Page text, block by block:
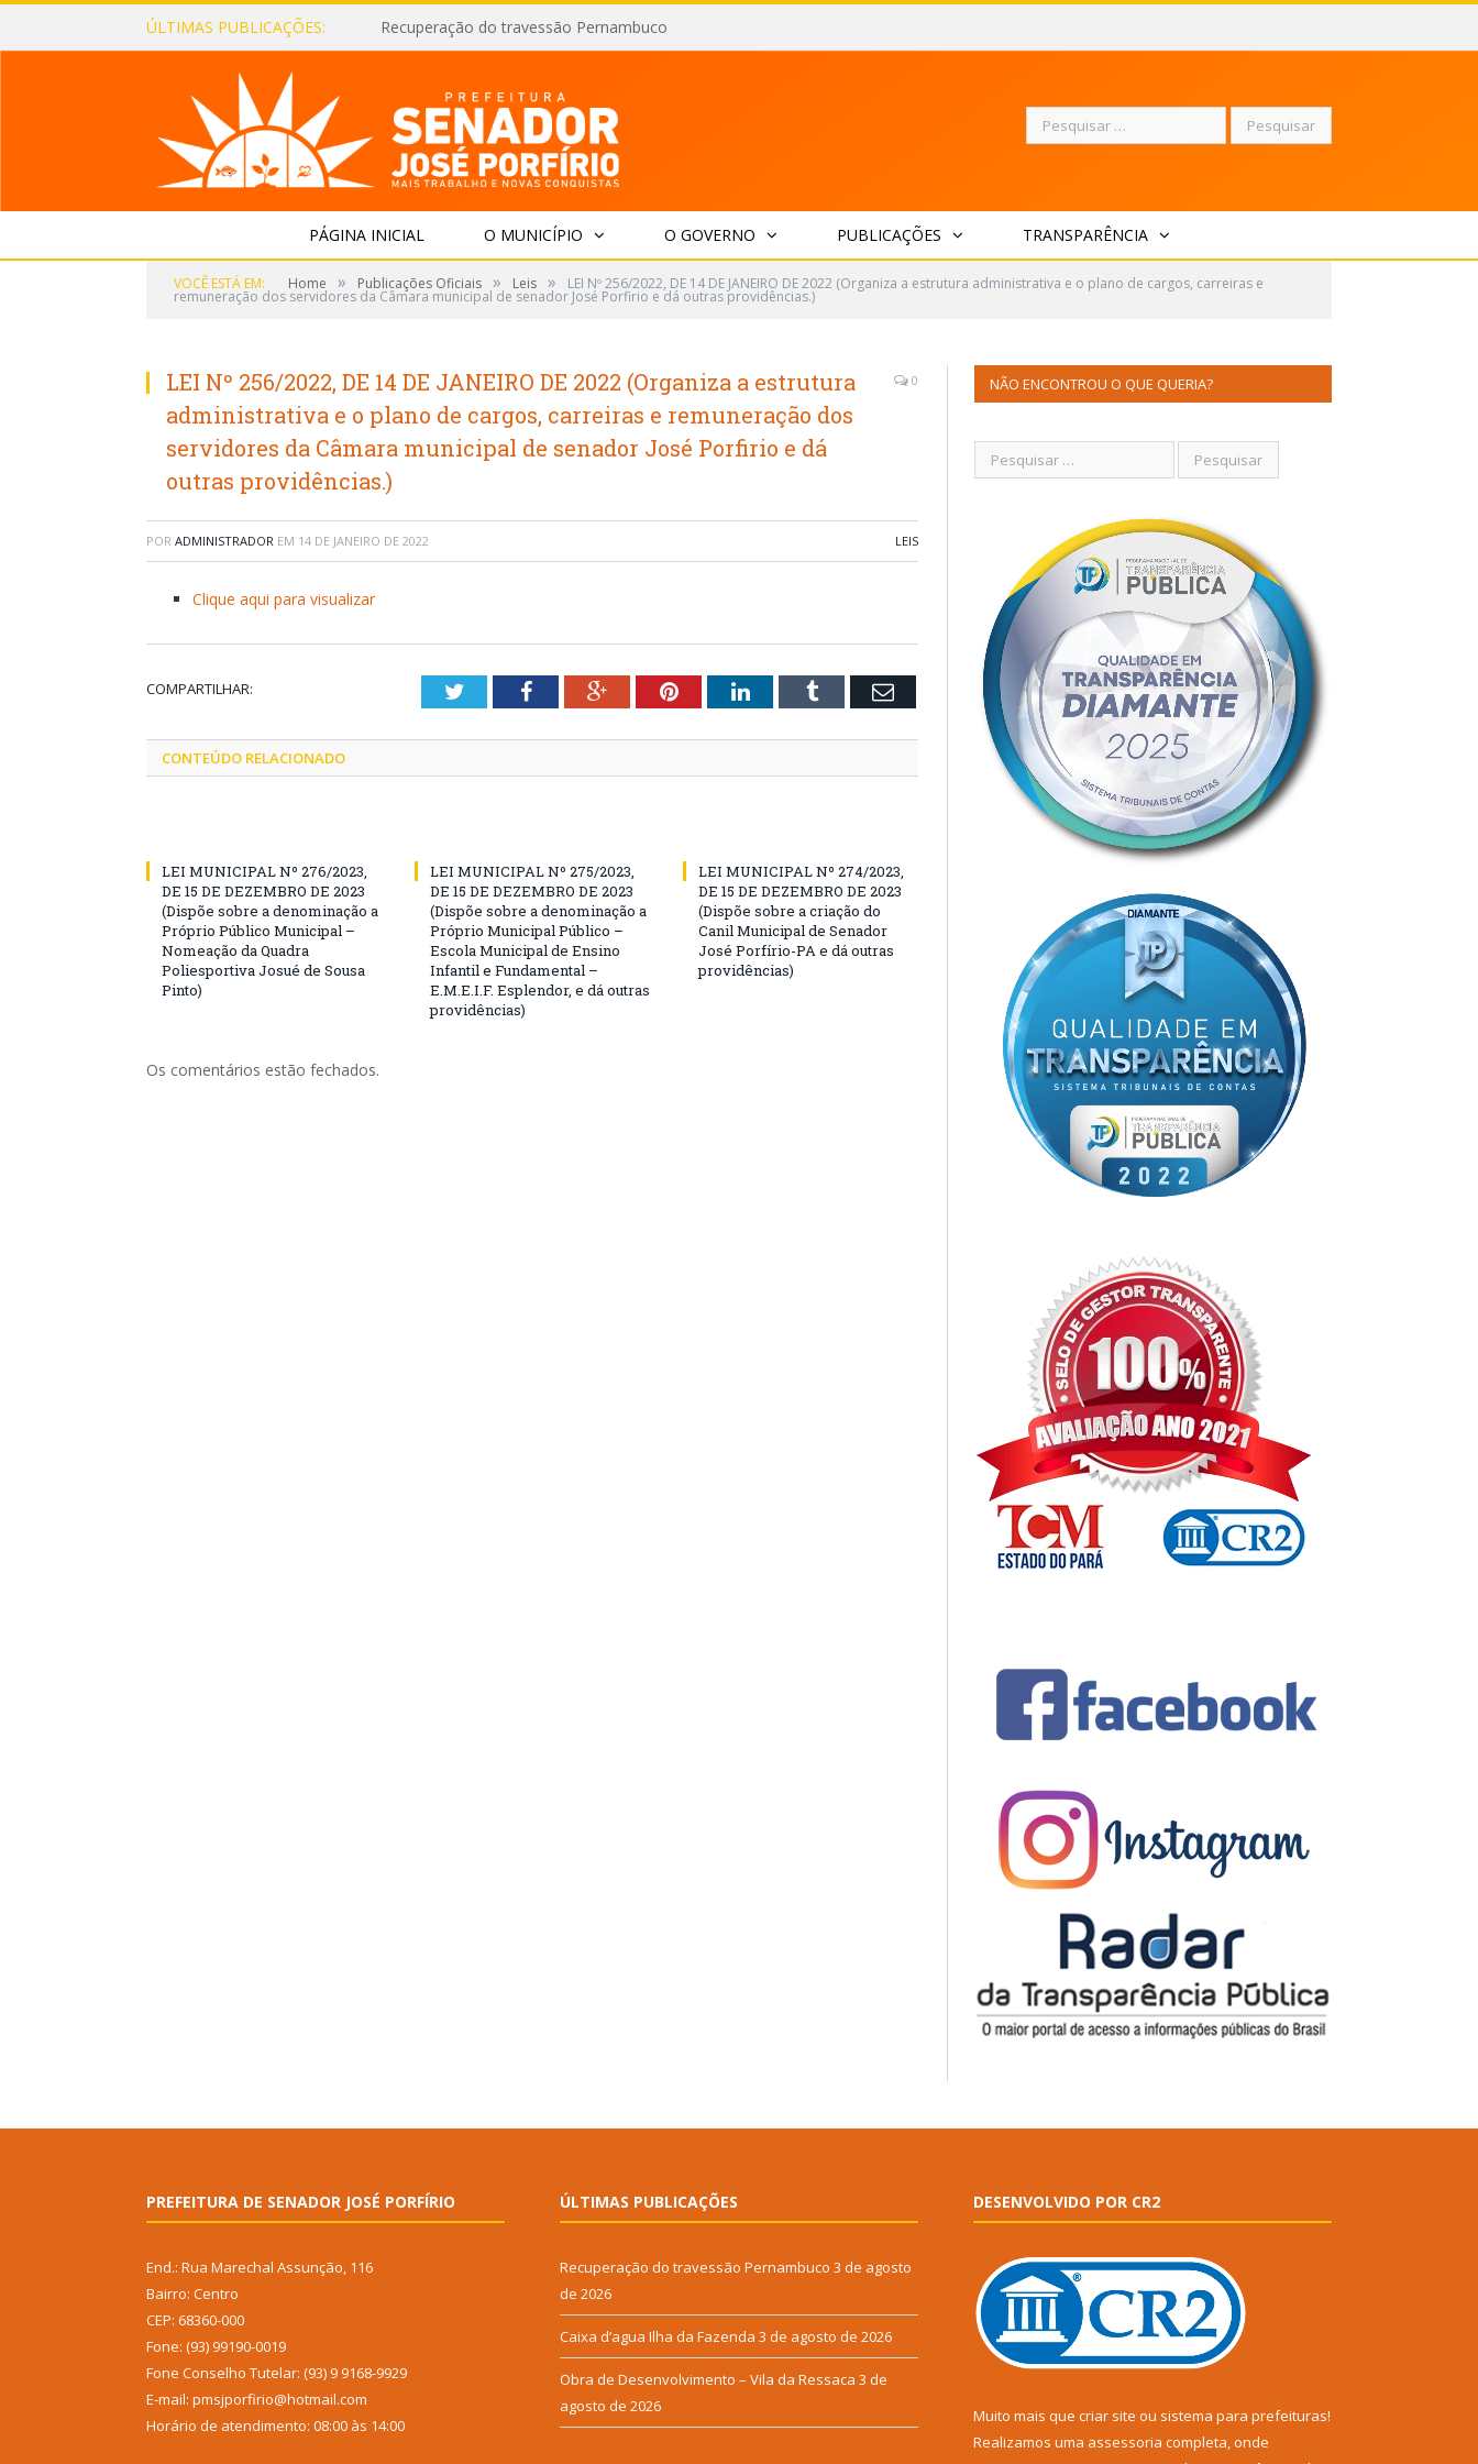
ÚLTIMAS PUBLICAÇÕES: Recuperação do travessão Pernambuco
Pesquisar
PÁGINA INICIAL O MUNICÍPIO O GOVERNO PUBLICAÇÕES TRANSPARÊNCIA
VOCÊ ESTÁ EM: Home » Publicações Oficiais » Leis » LEI Nº 256/2022, DE 14 DE JANEIRO DE 2022 (Organiza a estrutura administrativa e o plano de cargos, carreiras e
remuneração dos servidores da Câmara municipal de senador José Porfirio e dá outras providências.)
LEI Nº 256/2022, DE 14 DE JANEIRO DE 2022 (Organiza a estrutura
administrativa e o plano de cargos, carreiras e remuneração dos
servidores da Câmara municipal de senador José Porfirio e dá
outras providências.)
0
POR ADMINISTRADOR EM 14 DE JANEIRO DE 2022 LEIS
Clique aqui para visualizar
COMPARTILHAR: TwitterFacebookGoogle+PinterestLinkedInTumblr Email
CONTEÚDO RELACIONADO
LEI MUNICIPAL Nº 276/2023,
DE 15 DE DEZEMBRO DE 2023
(Dispõe sobre a denominação a
Próprio Público Municipal –
Nomeação da Quadra
Poliesportiva Josué de Sousa
Pinto)
LEI MUNICIPAL Nº 275/2023,
DE 15 DE DEZEMBRO DE 2023
(Dispõe sobre a denominação a
Próprio Municipal Público –
Escola Municipal de Ensino
Infantil e Fundamental –
E.M.E.I.F. Esplendor, e dá outras
providências)
LEI MUNICIPAL Nº 274/2023,
DE 15 DE DEZEMBRO DE 2023
(Dispõe sobre a criação do
Canil Municipal de Senador
José Porfírio-PA e dá outras
providências)
Os comentários estão fechados.
NÃO ENCONTROU O QUE QUERIA?
PREFEITURA DE SENADOR JOSÉ PORFÍRIO
End.: Rua Marechal Assunção, 116
Bairro: Centro
CEP: 68360-000
Fone: (93) 99190-0019
Fone Conselho Tutelar: (93) 9 9168-9929
E-mail: pmsjporfirio@hotmail.com
Horário de atendimento: 08:00 às 14:00
ÚLTIMAS PUBLICAÇÕES
Recuperação do travessão Pernambuco 3 de agosto
de 2026
Caixa d’agua Ilha da Fazenda 3 de agosto de 2026
Obra de Desenvolvimento – Vila da Ressaca 3 de
agosto de 2026
DESENVOLVIDO POR CR2
Muito mais que criar site ou sistema para prefeituras!
Realizamos uma assessoria completa, onde